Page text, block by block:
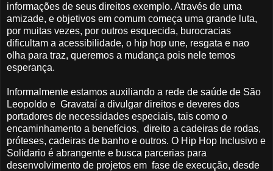
informações de seus direitos exemplo. Através de uma
amizade, e objetivos em comum começa uma grande luta,
por muitas vezes, por outros esquecida, burocracias
dificultam a acessibilidade, o hip hop une, resgata e nao
olha para traz, queremos a mudança pois nele temos
esperança.
Informalmente estamos auxiliando a rede de saúde de São
Leopoldo e Gravataí a divulgar direitos e deveres dos
portadores de necessidades especiais, tais como o
encaminhamento a benefícios, direito a cadeiras de rodas,
próteses, cadeiras de banho e outros. O Hip Hop Inclusivo e
Solidario é abrangente e busca parcerias para
desenvolvimento de projetos em fase de execução, desde